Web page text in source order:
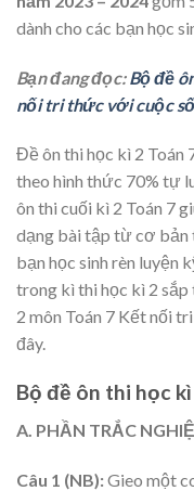
dành cho các bạn học
Bạn đang đọc:Bộ đề
nối tri thức với cuộc
Đề ôn thi học kì 2
theo hình thức 70% tự
ôn thi cuối kì 2 Toán 7
dạng bài tập từ cơ bản
bạn học sinh rèn luyện
trong kì thi học kì 2 sắp
2 môn Toán 7 Kết nối
đây.
Bộ đề ôn thi học
A . PHẦN TRẮC
Câu 1 (NB):Gieo một